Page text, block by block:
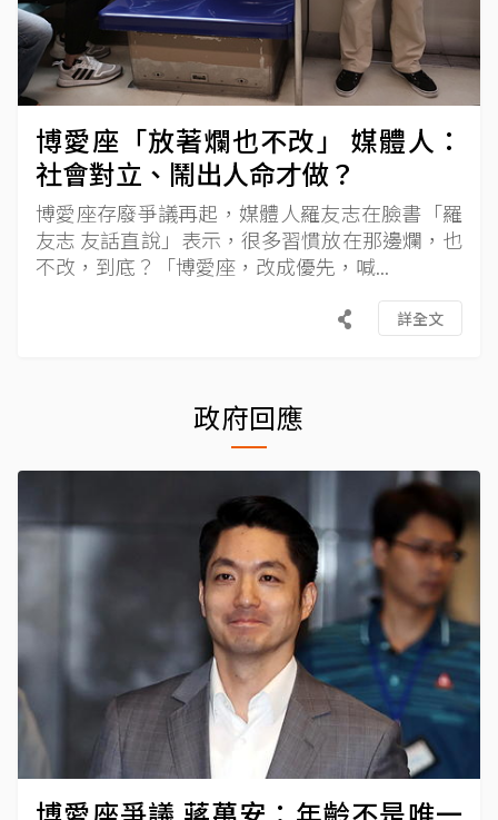
博愛座「放著爛也不改」 媒體人：
社會對立、鬧出人命才做？
博愛座存廢爭議再起，媒體人羅友志在臉書「羅
友志 友話直說」表示，很多習慣放在那邊爛，也
不改，到底？「博愛座，改成優先，喊...
詳全文
政府回應